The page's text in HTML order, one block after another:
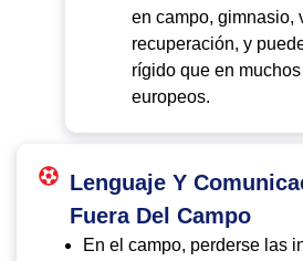
en campo, gimnasio,
recuperación, y
rígido que en
europeos.
Lenguaje Y
Fuera Del Campo
En el campo, perderse las